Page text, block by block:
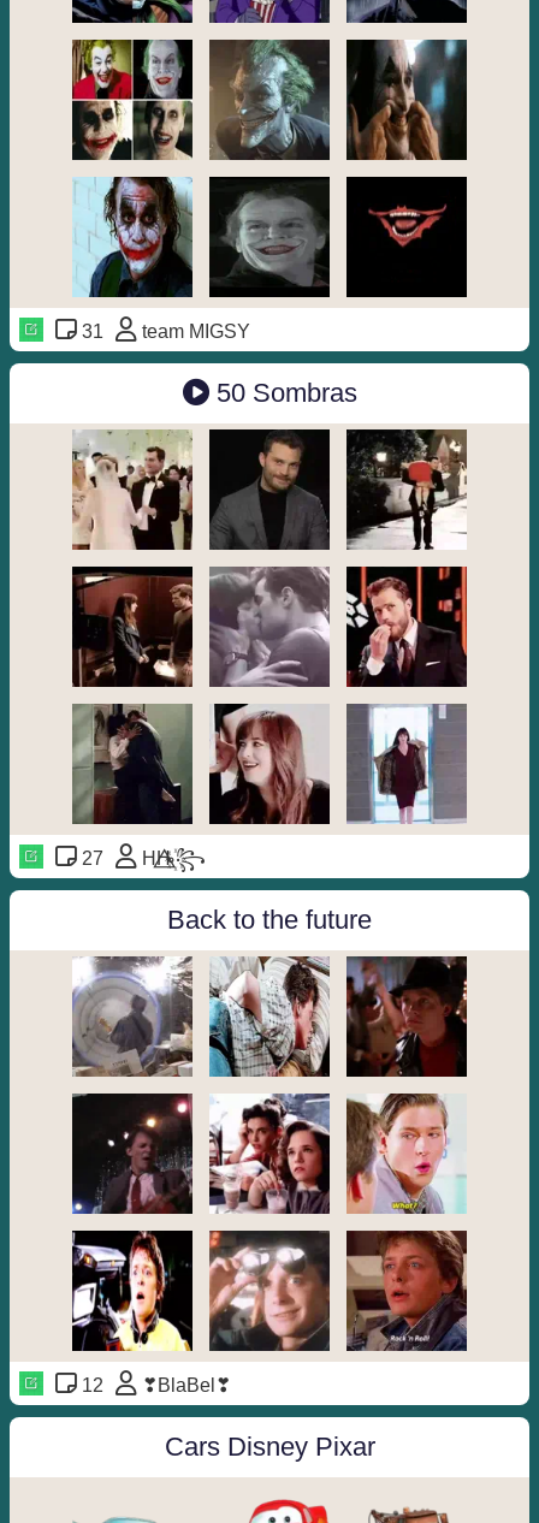
31 team MIGSY
50 Sombras
27 HH ⃘⃤꙰꧂
Back to the future
12 ❣BlaBel❣
Cars Disney Pixar